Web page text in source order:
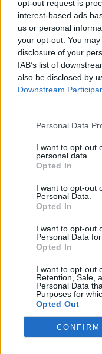
opt-out request is
interest-based ads
us or personal
your opt-out. You
disclosure of your
IAB’s list of
also be disclosed by
Downstream
Personal Data
I want to opt-out
personal data.
Opted In
I want to opt-out
Personal Data.
Opted In
I want to opt-out
Personal Data
Opted In
I want to opt-out
Retention, Sale,
Personal Data
Purposes for
Opted Out
CONFIRM
14:17
Θ. Κοντογεώργης:
ΔΕΘ
14:01
Άντριου: Μυστικό
πεθάνει, παρά την
13:53
Κρήτη: Και την
πυρκαγιάς
Σκιάθος: Ανήλικος
«Kinda chic»: Ποιο
Λουτράκι: Νεκρός
εντοπίστηκε
13:08
«Χρυσές» διακοπές